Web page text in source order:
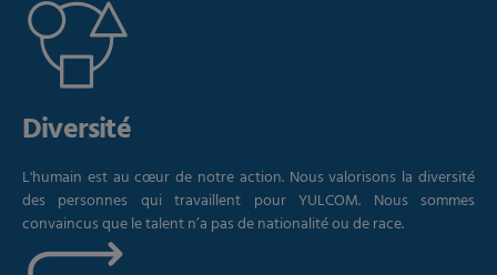
Diversité
L'humain est au cœur de notre action. Nous valorisons la diversité
des personnes qui travaillent pour YULCOM. Nous sommes
convaincus que le talent n’a pas de nationalité ou de race.